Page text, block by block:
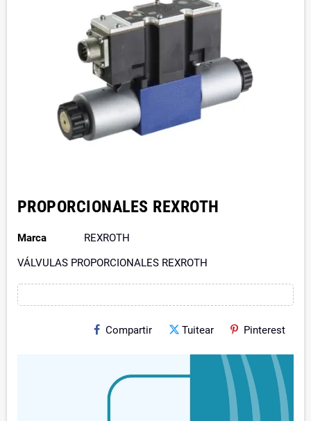
PROPORCIONALES REXROTH
Marca
REXROTH
VÁLVULAS PROPORCIONALES REXROTH
Compartir Tuitear Pinterest